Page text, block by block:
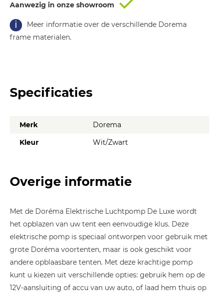
Aanwezig in onze showroom
Meer informatie over de verschillende Dorema
frame materialen.
Specificaties
Merk
Dorema
Kleur
Wit/Zwart
Overige informatie
Met de Doréma Elektrische Luchtpomp De Luxe wordt
het opblazen van uw tent een eenvoudige klus. Deze
elektrische pomp is speciaal ontworpen voor gebruik met
grote Doréma voortenten, maar is ook geschikt voor
andere opblaasbare tenten. Met deze krachtige pomp
kunt u kiezen uit verschillende opties: gebruik hem op de
12V-aansluiting of accu van uw auto, of laad hem thuis op